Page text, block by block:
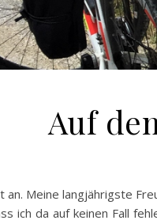
Auf
Meine langjährigste
ich da auf keinen Fall